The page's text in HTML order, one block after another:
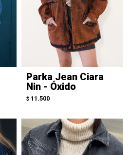
Parka Jean Ciara
Nin - Óxido
$ 11.500